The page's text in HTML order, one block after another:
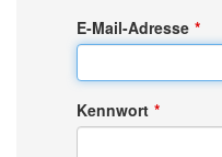
E-Mail-Adresse
Kennwort